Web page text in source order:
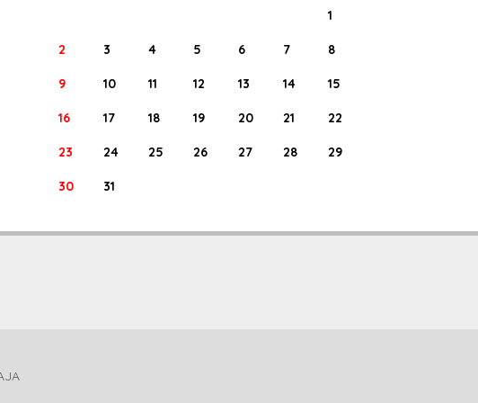
1
2 3 4 5 6 7 8
9 10 11 12 13 14 15
16 17 18 19 20 21 22
23 24 25 26 27 28 29
30 31